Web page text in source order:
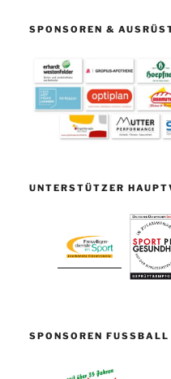
SPONSOREN &
UNTERSTÜTZER
SPONSOREN FUSSBALL